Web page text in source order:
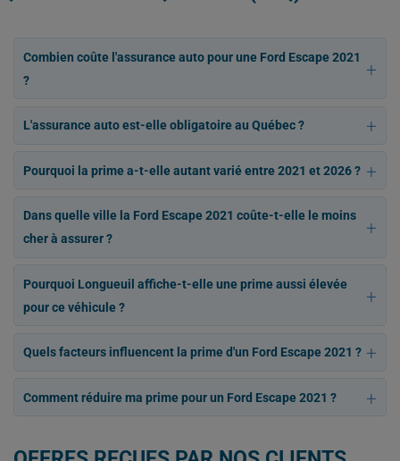
Combien coûte l'assurance auto pour une Ford Escape 2021
?
L'assurance auto est-elle obligatoire au Québec ?
Pourquoi la prime a-t-elle autant varié entre 2021 et 2026 ?
Dans quelle ville la Ford Escape 2021 coûte-t-elle le moins
cher à assurer ?
Pourquoi Longueuil affiche-t-elle une prime aussi élevée
pour ce véhicule ?
Quels facteurs influencent la prime d'un Ford Escape 2021 ?
Comment réduire ma prime pour un Ford Escape 2021 ?